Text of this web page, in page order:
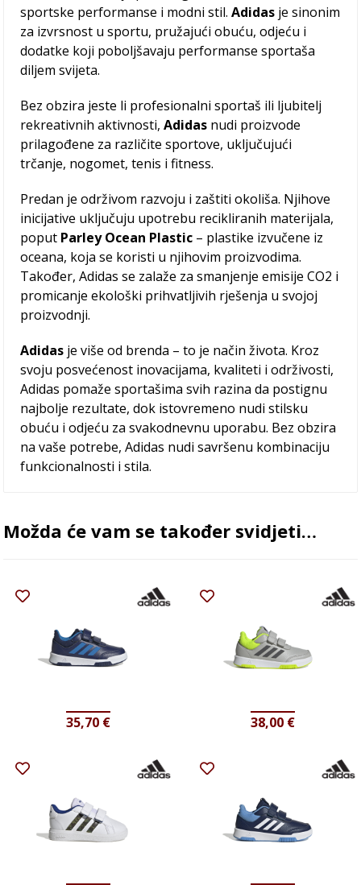
sportske performanse i modni stil.Adidas je sinonim
za izvrsnost u sportu, pružajući obuću, odjeću i
dodatke koji poboljšavaju performanse sportaša
diljem svijeta.
Bez obzira jeste li profesionalni sportaš ili ljubitelj
rekreativnih aktivnosti,Adidas nudi proizvode
prilagođene za različite sportove, uključujući
trčanje, nogomet, tenis i fitness.
Predan je održivom razvoju i zaštiti okoliša. Njihove
inicijative uključuju upotrebu recikliranih materijala,
poput Parley Ocean Plastic – plastike izvučene iz
oceana, koja se koristi u njihovim proizvodima.
Također, Adidas se zalaže za smanjenje emisije CO2 i
promicanje ekološki prihvatljivih rješenja u svojoj
proizvodnji.
Adidas je više od brenda – to je način života. Kroz
svoju posvećenost inovacijama, kvaliteti i održivosti,
Adidas pomaže sportašima svih razina da postignu
najbolje rezultate, dok istovremeno nudi stilsku
obuću i odjeću za svakodnevnu uporabu. Bez obzira
na vaše potrebe, Adidas nudi savršenu kombinaciju
funkcionalnosti i stila.
Možda će vam se također svidjeti…
35,70 € 38,00 €